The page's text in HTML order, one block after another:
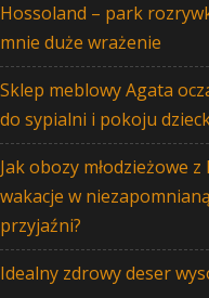
Hossoland – park
mnie duże wrażenie
Sklep meblowy Agata
do sypialni i pokoju
Jak obozy młodzieżowe
wakacje w
przyjaźni?
Idealny zdrowy deser